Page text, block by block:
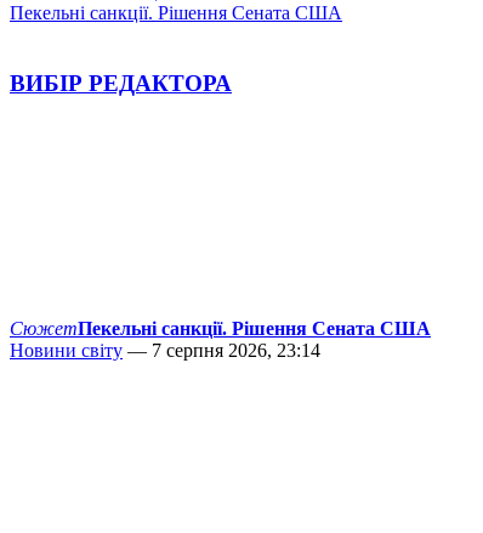
Пекельні санкції. Рішення Сената США
ВИБІР РЕДАКТОРА
СюжетПекельні санкції. Рішення Сената США
Новини світу — 7 серпня 2026, 23:14